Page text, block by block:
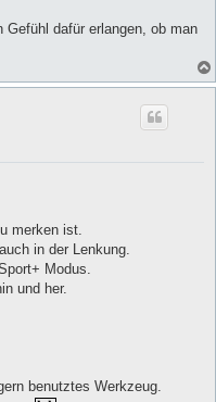
dafür erlangen, ob man
merken ist.
in der Lenkung.
Modus.
und her.
benutztes Werkzeug.